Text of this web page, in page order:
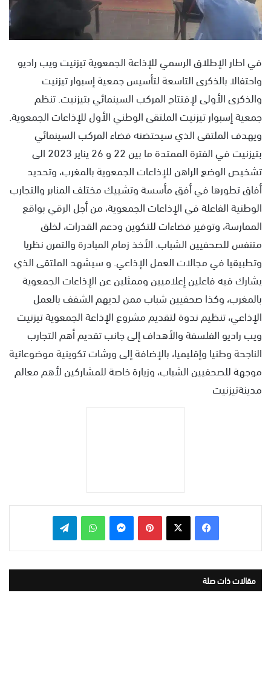
ت
ي
ا
في اطار الإطلاق الرسمي للإذاعة الجمعوية تيزنيت ويب راديو
واحتفالا بالذكرى التاسعة لتأسيس جمعية إسبوار تيزنيت
والذكرى الأولى لإفتتاح المركب السينمائي بتيزنيت. تنظم
جمعية إسبوار تيزنيت الملتقى الوطني الأول للإذاعات الجمعوية.
ويهدف الملتقى الذي سيحتضنه فضاء المركب السينمائي
بتيزنيت في الفترة الممتدة ما بين 22 و 26 يناير 2023 الى
تشخيص الوضع الراهن للإذاعات الجمعوية بالمغرب، وتحديد
أفاق تطورها في أفق مأسسة وتشييك مختلف المنابر والتجارب
الوطنية الفاعلة في الإذاعات الجمعوية، من أجل الرقي بواقع
الممارسة، وتوفير فضاءات للتكوين ودعم القدرات، لخلق
متنفس للصحفيين الشباب. الأخذ زمام المبادرة والتمرن نظريا
وتطبيقيا في مجالات العمل الإذاعي. و سيشهد الملتقى الذي
يشارك فيه فاعلين إعلاميين وممثلين عن الإذاعات الجمعوية
بالمغرب، وكذا صحفيين شباب ممن لديهم الشفف بالعمل
الإذاعي، تنظيم ندوة لتقديم مشروع الإذاعة الجمعوية تيزنيت
ويب راديو الفلسفة والأهداف إلى جانب تقديم أهم التجارب
الناجحة وطنيا وإقليميا، بالإضافة إلى ورشات تكوينية موضوعاتية
موجهة للصحفيين الشباب، وزيارة خاصة للمشاركين لأهم معالم
مدينةتيزنيت
بينتيريست واتساب
مقالات ذات صلة